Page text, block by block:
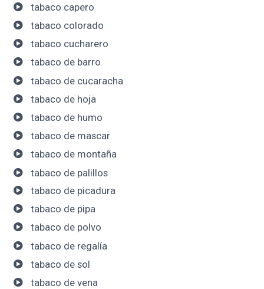
tabaco capero
tabaco colorado
tabaco cucharero
tabaco de barro
tabaco de cucaracha
tabaco de hoja
tabaco de humo
tabaco de mascar
tabaco de montaña
tabaco de palillos
tabaco de picadura
tabaco de pipa
tabaco de polvo
tabaco de regalía
tabaco de sol
tabaco de vena